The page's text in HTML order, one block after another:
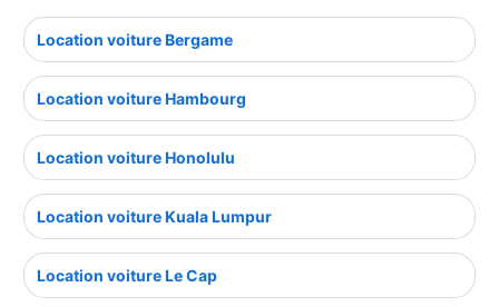
Location voiture Bergame
Location voiture Hambourg
Location voiture Honolulu
Location voiture Kuala Lumpur
Location voiture Le Cap